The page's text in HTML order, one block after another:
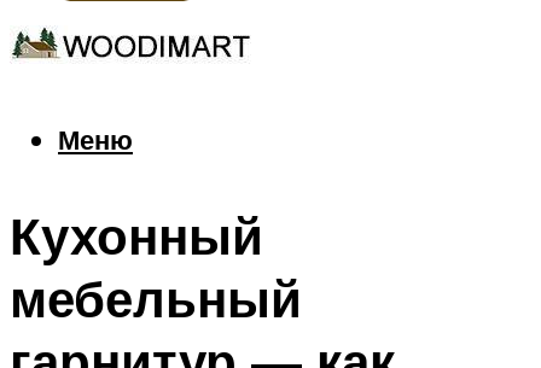
Меню
Меню
Кухонный
мебельный